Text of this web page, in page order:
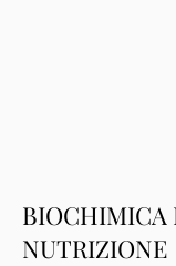
BIOCHIMICA
NUTRIZIONE